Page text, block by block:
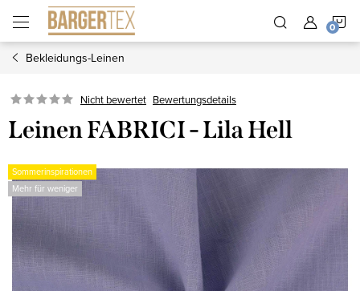
Inhalt
springen
Bekleidungs-Leinen
Nicht bewertet Bewertungsdetails
Leinen FABRICI - Lila Hell
Sommerinspirationen
Mehr für weniger